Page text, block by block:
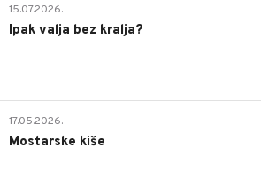
15.07.2026.
Ipak valja bez kralja?
17.05.2026.
Mostarske kiše